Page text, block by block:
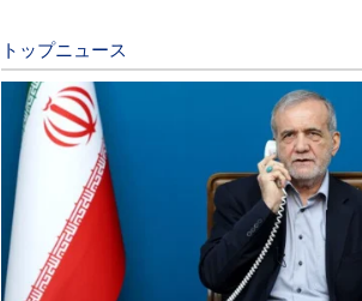
トップニュース